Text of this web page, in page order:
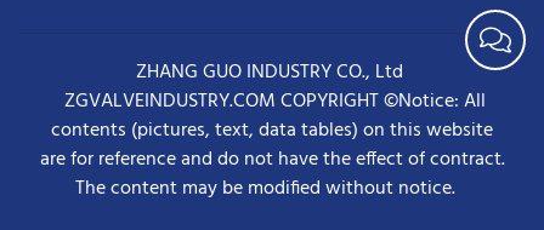
ZHANG GUO INDUSTRY CO., Ltd
ZGVALVEINDUSTRY.COM COPYRIGHT ©Notice: All
contents (pictures, text, data tables) on this website
are for reference and do not have the effect of contract.
The content may be modified without notice.